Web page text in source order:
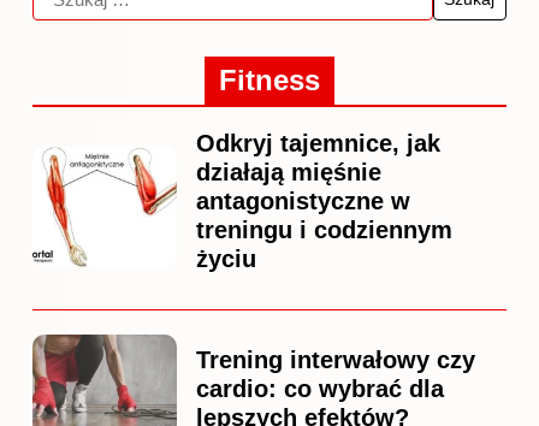
Fitness
Odkryj tajemnice, jak
działają mięśnie
antagonistyczne w
treningu i codziennym
życiu
Trening interwałowy czy
cardio: co wybrać dla
lepszych efektów?